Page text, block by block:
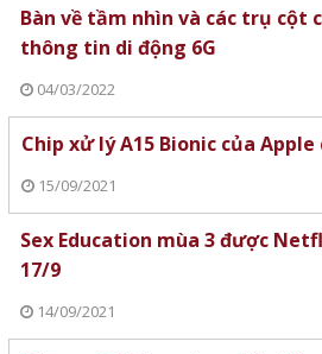
Bàn về tầm nhìn và các trụ cột
thông tin di động 6G
04/03/2022
Chip xử lý A15 Bionic của
15/09/2021
Sex Education mùa 3 được
17/9
14/09/2021